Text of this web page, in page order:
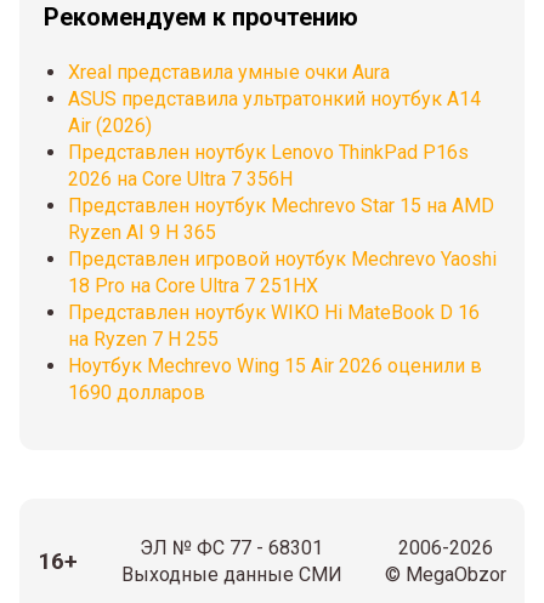
Рекомендуем к прочтению
Xreal представила умные очки Aura
ASUS представила ультратонкий ноутбук A14
Air (2026)
Представлен ноутбук Lenovo ThinkPad P16s
2026 на Core Ultra 7 356H
Представлен ноутбук Mechrevo Star 15 на AMD
Ryzen AI 9 H 365
Представлен игровой ноутбук Mechrevo Yaoshi
18 Pro на Core Ultra 7 251HX
Представлен ноутбук WIKO Hi MateBook D 16
на Ryzen 7 H 255
Ноутбук Mechrevo Wing 15 Air 2026 оценили в
1690 долларов
16+
ЭЛ № ФС 77 - 68301
Выходные данные СМИ
2006-2026
© MegaObzor